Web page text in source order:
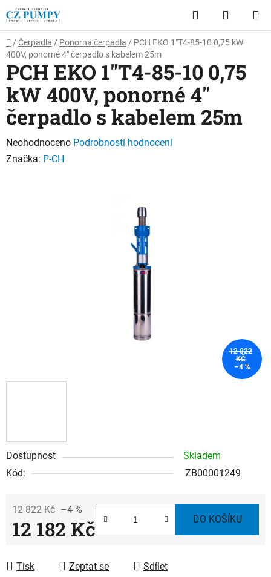
Přejít
na
obsah
Hledat
KOŠÍK
Domů
/ Čerpadla / Ponorná čerpadla / PCH EKO 1"T4-85-10 0,75 kW
400V, ponorné 4" čerpadlo s kabelem 25m
Dostupnost
Skladem
Kód:
ZB00001249
12 822 Kč –4 %
12 182 Kč DO KOŠÍKU
Tisk Zeptat se Sdílet
PCH EKO 1"T4-85-10 0,75
kW 400V, ponorné 4"
čerpadlo s kabelem 25m
Průměrné
hodnocení
Neohodnoceno Podrobnosti hodnocení
Značka: P-CH
12 822
KČ
–4 %